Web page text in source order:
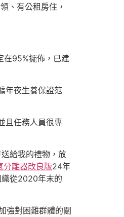
、有公租房住，
在95%擺佈，已建
年夜生養保證范
且任務人員很專
送給我的禮物，放
分離器改良版24年
從2020年末的
強對困難群體的關